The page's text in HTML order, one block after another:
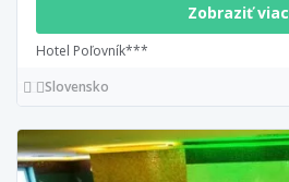
Zobraziť viac
Hotel Poľovník***
Slovensko